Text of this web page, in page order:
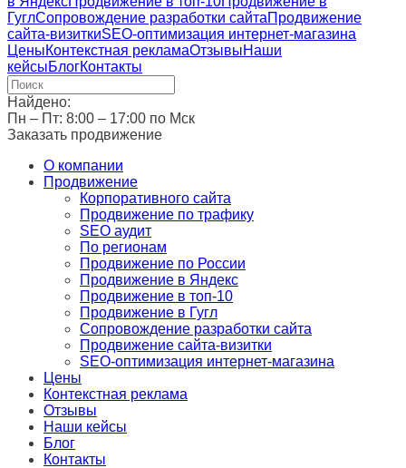
ГуглСопровождение разработки сайтаПродвижение
сайта-визиткиSEO-оптимизация интернет-магазина
ЦеныКонтекстная рекламаОтзывыНаши
кейсыБлогКонтакты
Найдено:
Пн – Пт: 8:00 – 17:00 по Мск
Заказать продвижение
О компании
Продвижение
Корпоративного сайта
Продвижение по трафику
SEO аудит
По регионам
Продвижение по России
Продвижение в Яндекс
Продвижение в топ-10
Продвижение в Гугл
Сопровождение разработки сайта
Продвижение сайта-визитки
SEO-оптимизация интернет-магазина
Цены
Контекстная реклама
Отзывы
Наши кейсы
Блог
Контакты